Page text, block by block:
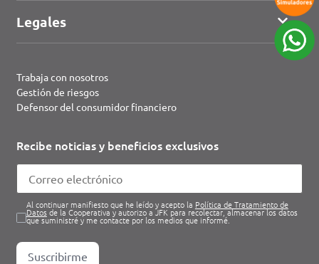
Legales
Trabaja con nosotros
Gestión de riesgos
Defensor del consumidor financiero
Recibe noticias y beneficios exclusivos
Al continuar manifiesto que he leído y acepto la Política de Tratamiento de
Datosde la Cooperativa y autorizo a JFK para recolectar, almacenar los datos
que suministré y me contacte por los medios que informé.
Suscribirme